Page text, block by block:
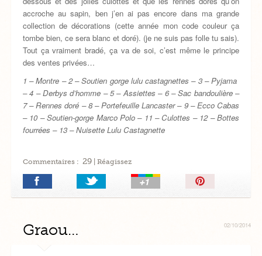
accroche au sapin, ben j’en ai pas encore dans ma grande
collection de décorations (cette année mon code couleur ça
tombe bien, ce sera blanc et doré). (je ne suis pas folle tu sais).
Tout ça vraiment bradé, ça va de soi, c’est même le principe
des ventes privées…
1 – Montre – 2 – Soutien gorge lulu castagnettes – 3 – Pyjama
– 4 – Derbys d’homme – 5 – Assiettes – 6 – Sac bandoulière –
7 – Rennes doré – 8 – Portefeuille Lancaster – 9 – Ecco Cabas
– 10 – Soutien-gorge Marco Polo – 11 – Culottes – 12 – Bottes
fourrées – 13 – Nuisette Lulu Castagnette
Commentaires : 29| Réagissez
Épingler!
02/10/2014
Graou…